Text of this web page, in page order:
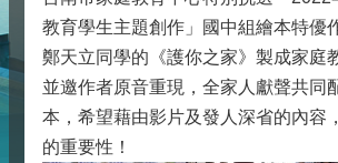
教育學生主題創作」國中組繪本特優
鄭天立同學的《護你之家》製成家庭
並邀作者原音重現，全家人獻聲共同
本，希望藉由影片及發人深省的內容
的重要性！